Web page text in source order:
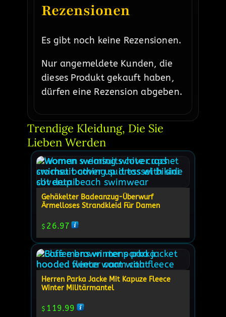
Rezensionen
Es gibt noch keine Rezensionen.
Nur angemeldete Kunden, die
dieses Produkt gekauft haben,
dürfen eine Rezension abgeben.
Trendige Kleidung, Die Sie
Lieben Werden
Gehäkelter Badeanzug-Überwurf
Ärmelloses Strandkleid Für Damen
$ 26.97
Herren Parka Jacke Mit Kapuze Fleece
Winter Militärmantel
$ 119.99